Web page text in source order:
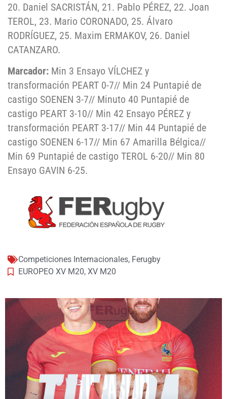
20. Daniel SACRISTÁN, 21. Pablo PÉREZ, 22. Joan
TEROL, 23. Mario CORONADO, 25. Álvaro
RODRÍGUEZ, 25. Maxim ERMAKOV, 26. Daniel
CATANZARO.
Marcador: Min 3 Ensayo VÍLCHEZ y
transformación PEART 0-7// Min 24 Puntapié de
castigo SOENEN 3-7// Minuto 40 Puntapié de
castigo PEART 3-10// Min 42 Ensayo PÉREZ y
transformación PEART 3-17// Min 44 Puntapié de
castigo SOENEN 6-17// Min 67 Amarilla Bélgica//
Min 69 Puntapié de castigo TEROL 6-20// Min 80
Ensayo GAVIN 6-25.
Competiciones Internacionales, Ferugby
EUROPEO XV M20, XV M20